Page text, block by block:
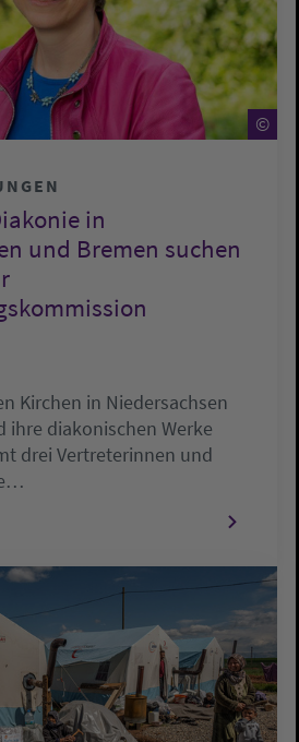
©
©
in
und Bremen suchen
Kirchen in Niedersachsen
ihre diakonischen Werke
drei Vertreterinnen und